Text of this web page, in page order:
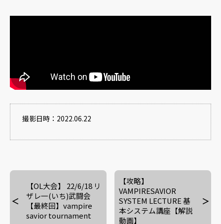
撮影日時：2022.06.22
【OL大会】 22/6/18 リ
ザレ一(いち)武闘会
【最終回】vampire
savior tournament
【攻略】
VAMPIRESAVIOR
SYSTEM LECTURE 基
本システム講座【解説
動画】